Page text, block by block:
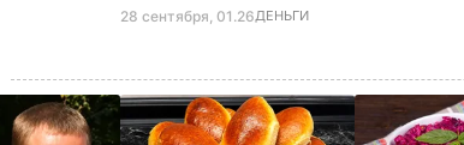
28 сентября, 01.26ДЕНЬГИ